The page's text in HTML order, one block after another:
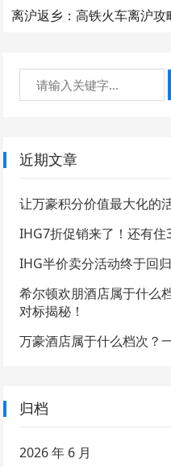
离沪返乡：高铁火车离沪
近期文章
让万豪积分价值最大化的
IHG7折促销来了！还有住
IHG半价卖分活动终于回归
希尔顿欢朋酒店属于什么
对标揭秘！
万豪酒店属于什么档次？
归档
2026 年 6 月